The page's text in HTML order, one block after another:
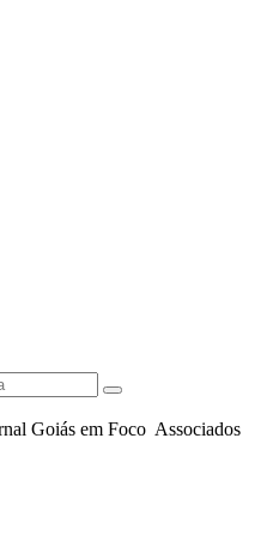
Goiás em Foco Associados